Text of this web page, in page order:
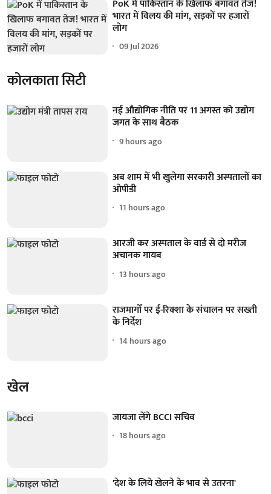
PoK में पाकिस्तान के खिलाफ बगावत तेज!
भारत में विलय की मांग, सड़कों पर हजारों
लोग
09 Jul 2026
कोलकाता सिटी
नई औद्योगिक नीति पर 11 अगस्त को उद्योग
जगत के साथ बैठक
9 hours ago
अब शाम में भी खुलेगा सरकारी अस्पतालों का
ओपीडी
11 hours ago
आरजी कर अस्पताल के वार्ड से दो मरीज
अचानक गायब
13 hours ago
राजमार्गों पर ई-रिक्शा के संचालन पर सख्ती
के निर्देश
14 hours ago
खेल
जायजा लेंगे BCCI सचिव
18 hours ago
'देश के लिये खेलने के भाव से उतरना'